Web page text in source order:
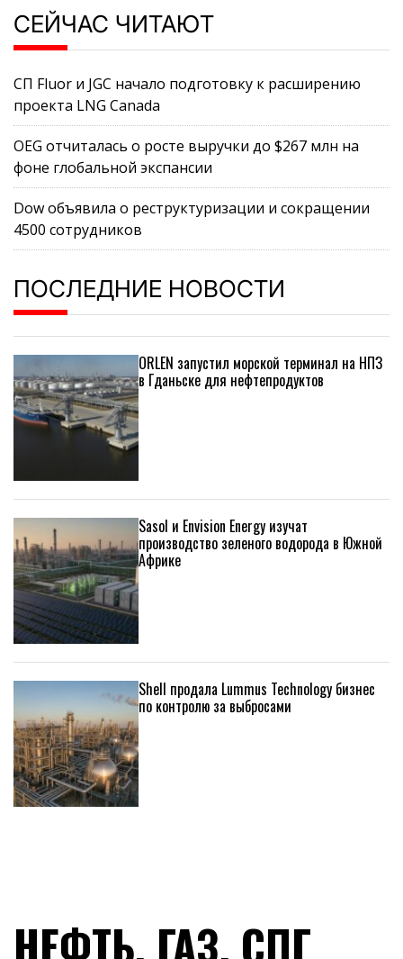
СЕЙЧАС ЧИТАЮТ
СП Fluor и JGC начало подготовку к расширению
проекта LNG Canada
OEG отчиталась о росте выручки до $267 млн на
фоне глобальной экспансии
Dow объявила о реструктуризации и сокращении
4500 сотрудников
ПОСЛЕДНИЕ НОВОСТИ
ORLEN запустил морской терминал на НПЗ
в Гданьске для нефтепродуктов
Sasol и Envision Energy изучат
производство зеленого водорода в Южной
Африке
Shell продала Lummus Technology бизнес
по контролю за выбросами
НЕФТЬ, ГАЗ, СПГ